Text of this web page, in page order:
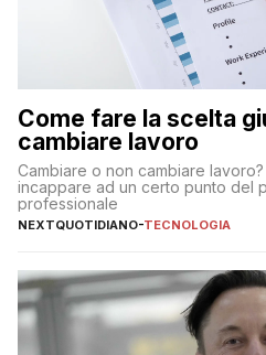
Come fare la scelta
cambiare lavoro
Cambiare o non cambiare
incappare ad un certo punto del
professionale
NEXTQUOTIDIANO-TECNOLOGIA